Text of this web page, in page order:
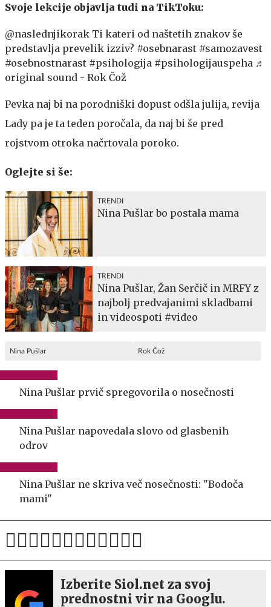
Svoje lekcije objavlja tudi na TikToku:
@naslednjikorak Ti kateri od naštetih znakov še
predstavlja prevelik izziv? #osebnarast #samozavest
#osebnostnarast #psihologija #psihologijauspeha ♬
original sound - Rok Čož
Pevka naj bi na porodniški dopust odšla julija, revija
Lady pa je ta teden poročala, da naj bi še pred
rojstvom otroka načrtovala poroko.
Oglejte si še:
TRENDI
Nina Pušlar bo postala mama
TRENDI
Nina Pušlar, Žan Serčič in MRFY z
najbolj predvajanimi skladbami
in videospoti #video
Nina Pušlar Rok Čož
Nina Pušlar prvič spregovorila o nosečnosti
Nina Pušlar napovedala slovo od glasbenih
odrov
Nina Pušlar ne skriva več nosečnosti: "Bodoča
mami"
Izberite Siol.net za svoj
prednostni vir na Googlu.